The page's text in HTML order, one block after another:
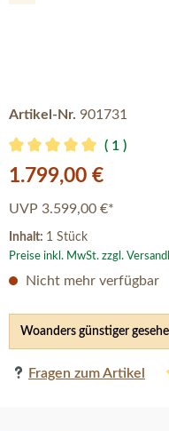
Artikel-Nr. 901731
Durchschnittliche
1
Verkaufspreis:
1.799,00 €
UVP 3.599,00 €*
Inhalt: 1 Stück
Preise inkl. MwSt. zzgl.
Woanders günstiger
Fragen zum Artikel
Nicht mehr verfügbar